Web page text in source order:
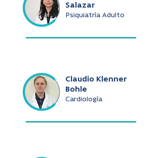
Salazar
Psiquiatría Adulto
Claudio Klenner
Bohle
Cardiología